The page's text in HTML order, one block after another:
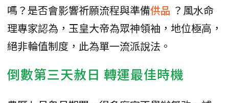
嗎？是否會影響祈願流程與準備供品 ？風水命
理專家認為，玉皇大帝為眾神領袖，地位極高，
絕非輪值制度，此為單一流派說法。
倒數第三天赦日 轉運最佳時機